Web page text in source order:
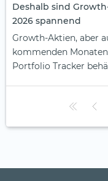
Deshalb sind
2026 spannend
Growth-Aktien, aber
kommenden
Portfolio Tracker